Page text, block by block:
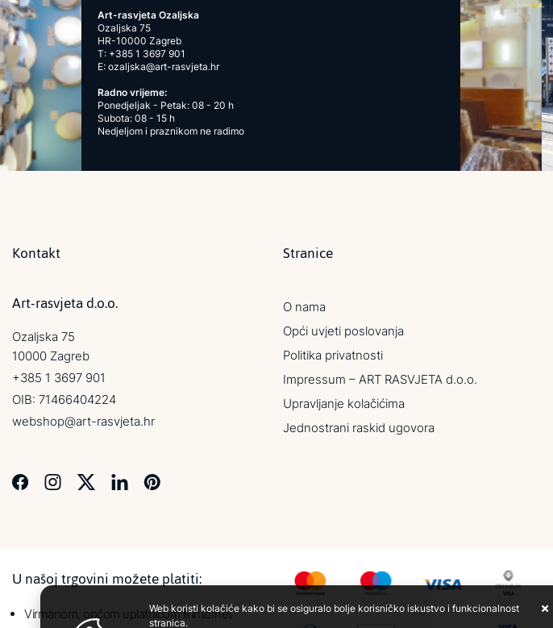
Art-rasvjeta Ozaljska
Ozaljska 75
HR-10000 Zagreb
T: +385 1 3697 901
E: ozaljska@art-rasvjeta.hr
Radno vrijeme:
Ponedjeljak - Petak: 08 - 20 h
Subota: 08 - 15 h
Nedjeljom i praznikom ne radimo
Kontakt
Art-rasvjeta d.o.o.
Ozaljska 75
10000 Zagreb
+385 1 3697 901
OIB: 71466404224
webshop@art-rasvjeta.hr
Stranice
O nama
Opći uvjeti poslovanja
Politika privatnosti
Impressum – ART RASVJETA d.o.o.
Upravljanje kolačićima
Jednostrani raskid ugovora
U našoj trgovini možete platiti:
Virmanom, općom uplatnicom ili internetWeb koristi kolačiće kako bi se osiguralo bolje korisničko iskustvo i funkcionalnost
stranica.